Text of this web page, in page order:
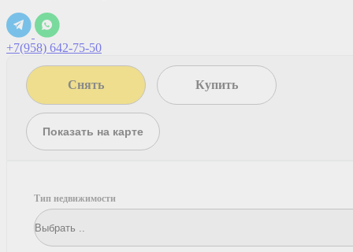
+7(958) 642-75-50
Снять Купить
Показать на карте
Тип недвижимости